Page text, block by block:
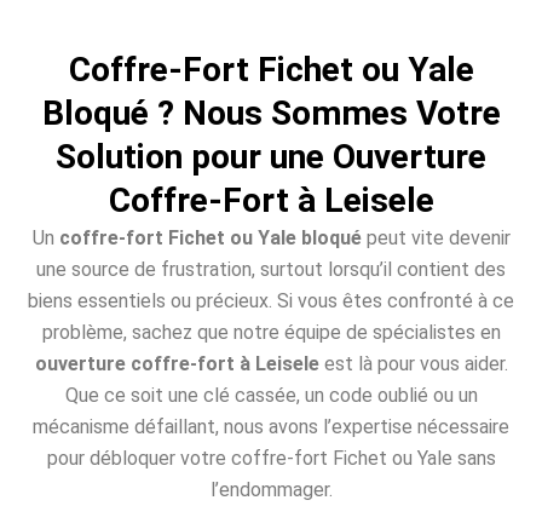
Coffre-Fort Fichet ou Yale
Bloqué ? Nous Sommes Votre
Solution pour une Ouverture
Coffre-Fort à Leisele
Un coffre-fort Fichet ou Yale bloquépeut vite devenir
une source de frustration, surtout lorsqu’il contient des
biens essentiels ou précieux. Si vous êtes confronté à ce
problème, sachez que notre équipe de spécialistes en
ouverture coffre-fort à Leiseleest là pour vous aider.
Que ce soit une clé cassée, un code oublié ou un
mécanisme défaillant, nous avons l’expertise nécessaire
pour débloquer votre coffre-fort Fichet ou Yale sans
l’endommager.